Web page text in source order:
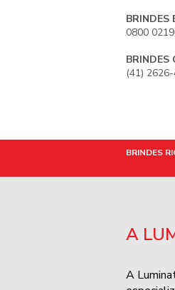
BRINDES
0800
BRINDES
(41)
BRINDES
A
A